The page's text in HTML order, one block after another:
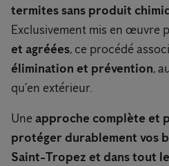
termites sans produit
Exclusivement mis en œuvre
et agréées, ce procédé
élimination et prévention,
qu’en extérieur.
Uneapproche complète et
protéger durablement vos
Saint-Tropez et dans tout